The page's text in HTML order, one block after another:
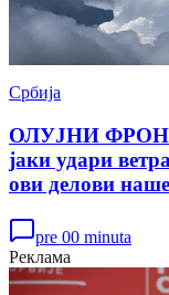
Србија
ОЛУЈНИ
јаки удари
ови делови
pre 00 minuta
Реклама